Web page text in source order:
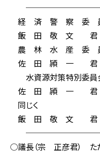
経 済 警 察 委
飯 田 敬 文 君
農 林 水 産 委
佐 田 頴 一 君
水資源対策特別委
佐 田 頴 一 君
同じく
飯 田 敬 文 君
○議長（宗 正彦君） ただ